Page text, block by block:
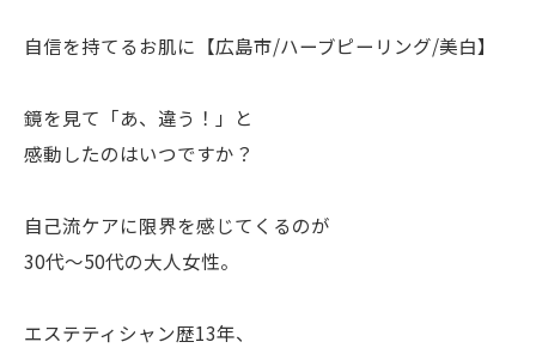
自信を持てるお肌に【広島市/ハーブピーリング/美白】
鏡を見て「あ、違う！」と
感動したのはいつですか？
自己流ケアに限界を感じてくるのが
30代〜50代の大人女性。
エステティシャン歴13年、